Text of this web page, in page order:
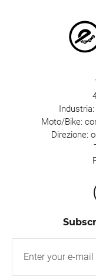
Industria:
Moto/Bike:
Direzione: